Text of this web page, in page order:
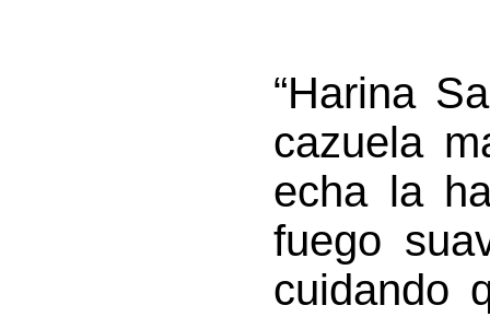
“Harina
cazuela
echa la
fuego
cuidando